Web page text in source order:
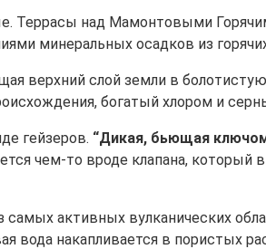
Террасы над Мамонтовыми
минеральных осадков из
верхний слой земли в
богатый хлором и
гейзеров. “Дикая, бьющая
чем-то вроде клапана, который
активных вулканических
накапливается в пористых